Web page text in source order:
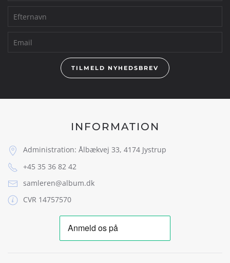
TILMELD NYHEDSBREV
INFORMATION
Administration: Ålbækvej 33, 4174 Jystrup
+45 35 36 82 42
samleren@album.dk
CVR 14757570